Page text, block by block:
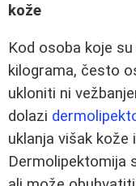
kože
Kod osoba koje
kilograma, često
ukloniti ni
dolazi
uklanja višak
Dermolipektomija